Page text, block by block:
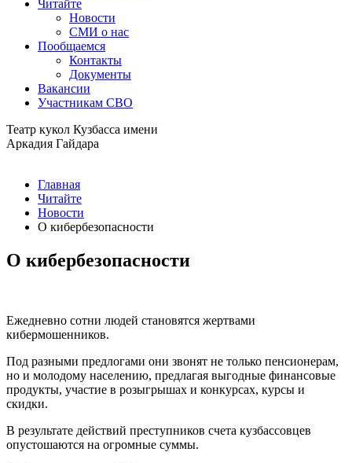
Читайте
Новости
СМИ о нас
Пообщаемся
Контакты
Документы
Вакансии
Участникам СВО
Театр кукол Кузбасса имени
Аркадия Гайдара
Главная
Читайте
Новости
О кибербезопасности
О кибербезопасности
Ежедневно сотни людей становятся жертвами
кибермошенников.
Под разными предлогами они звонят не только пенсионерам,
но и молодому населению, предлагая выгодные финансовые
продукты, участие в розыгрышах и конкурсах, курсы и
скидки.
В результате действий преступников счета кузбассовцев
опустошаются на огромные суммы.